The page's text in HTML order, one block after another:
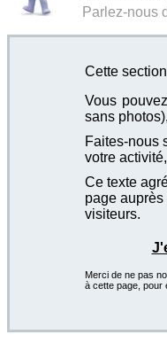
Parlez-nous
Cette
Vous
sans
Faites-nous
votre
Ce texte
page
visiteurs.
Merci de ne pas
à cette page, pour